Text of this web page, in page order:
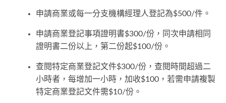
申請商業或每一分支機構經理人登記為$500/件。
申請商業登記事項證明書$300/份，同次申請相同
證明書二份以上，第二份起$100/份。
查閱特定商業登記文件$300/份，查閱時間超過二
小時者，每增加一小時，加收$100，若需申請複製
特定商業登記文件需$10/份。